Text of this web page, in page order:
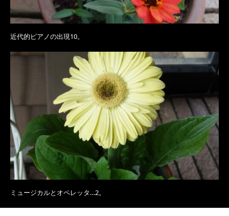
近代的ピアノの出現10。
ミュージカルとオペレッタ…2。